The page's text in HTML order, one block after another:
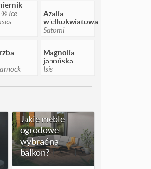
® Ice
Azalia
wielkokwiatowa
Satomi
Magnolia
japońska
Isis
Jakie meble
ogrodowe
wybrać na
balkon?